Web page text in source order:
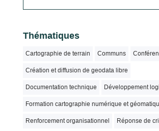
Thématiques
Cartographie de terrain Communs
Création et diffusion de geodata libre
Documentation technique Développement
Formation cartographie numérique et
Renforcement organisationnel Réponse de